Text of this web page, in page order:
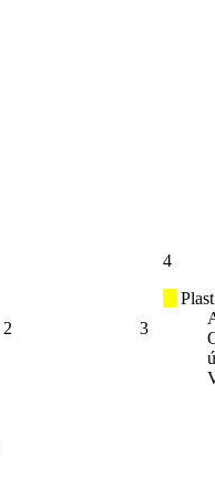
2 3
4
Plast